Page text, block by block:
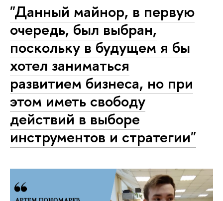
"Данный майнор, в первую
очередь, был выбран,
поскольку в будущем я бы
хотел заниматься
развитием бизнеса, но при
этом иметь свободу
действий в выборе
инструментов и стратегии"